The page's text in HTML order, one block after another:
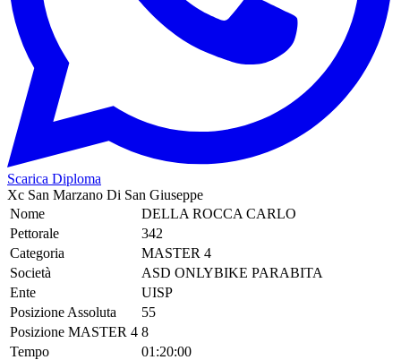
Scarica Diploma
Xc San Marzano Di San Giuseppe
Nome
DELLA ROCCA CARLO
Pettorale
342
Categoria
MASTER 4
Società
ASD ONLYBIKE PARABITA
Ente
UISP
Posizione Assoluta
55
Posizione MASTER 4 8
Tempo
01:20:00